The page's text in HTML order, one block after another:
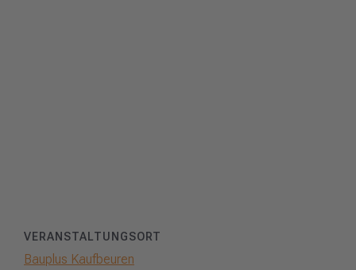
VERANSTALTUNGSORT
Bauplus Kaufbeuren